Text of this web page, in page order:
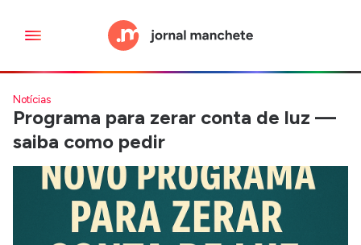
Notícias
Programa para zerar conta de luz —
saiba como pedir